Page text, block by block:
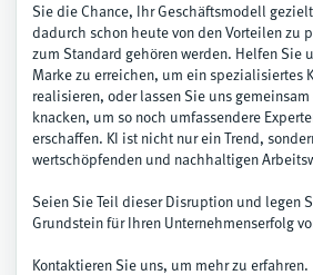
Sie die Chance, Ihr Geschäftsmodell
dadurch schon heute von den Vorteilen zu
zum Standard gehören werden. Helfen Sie
Marke zu erreichen, um ein spezialisiertes
realisieren, oder lassen Sie uns
knacken, um so noch umfassendere
erschaffen. KI ist nicht nur ein Trend,
wertschöpfenden und nachhaltigen
Seien Sie Teil dieser Disruption und legen
Grundstein für Ihren Unternehmenserfolg
Kontaktieren Sie uns, um mehr zu erfahren.